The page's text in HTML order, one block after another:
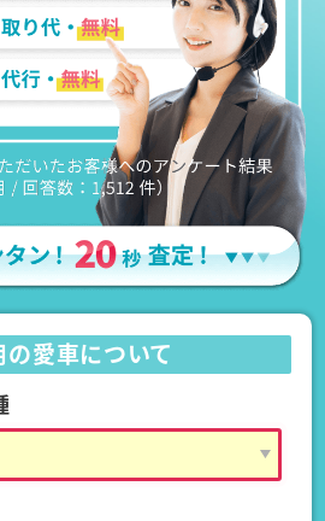
の愛車について